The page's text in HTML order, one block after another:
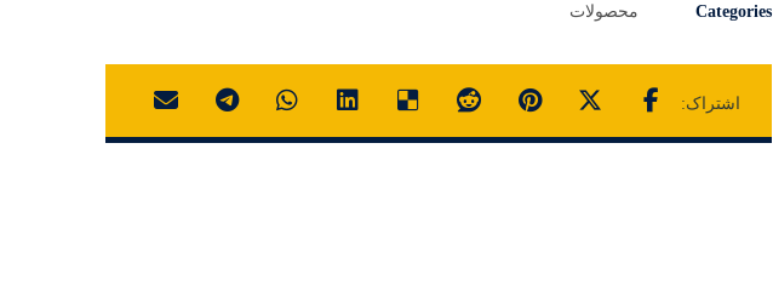
Categories محصولات